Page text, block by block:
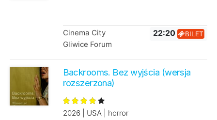
Cinema City
Gliwice Forum
22:20 BILET
Backrooms. Bez wyjścia (wersja
rozszerzona)
2026 | USA | horror